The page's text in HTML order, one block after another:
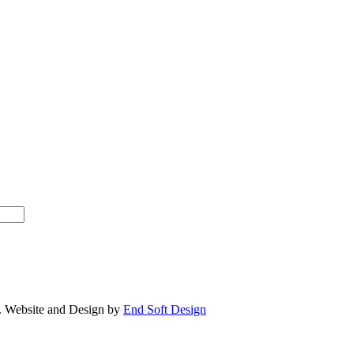
and Design by End Soft Design